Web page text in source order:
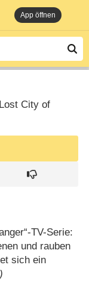
App öffnen
City of
TV-Serie:
und rauben
sich ein